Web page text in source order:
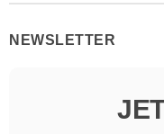
NEWSLETTER